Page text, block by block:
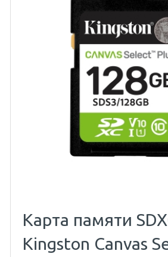
Карта памяти
Kingston Canvas